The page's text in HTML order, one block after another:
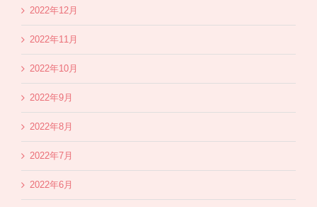
2022年12月
2022年11月
2022年10月
2022年9月
2022年8月
2022年7月
2022年6月